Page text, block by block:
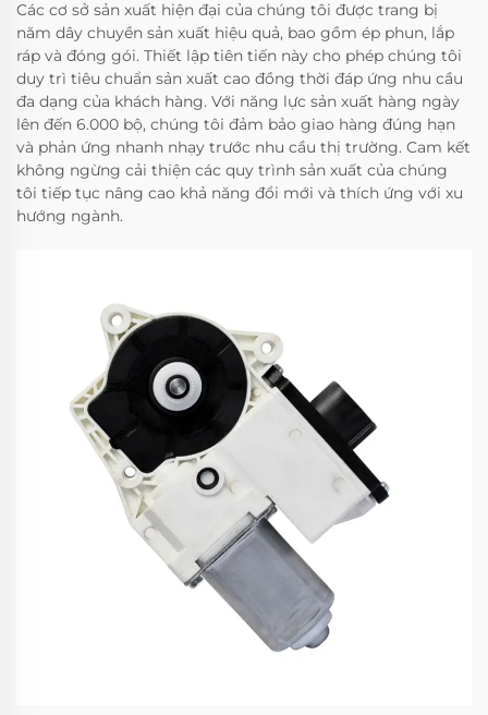
Các cơ sở sản xuất hiện đại của chúng tôi được trang bị
năm dây chuyền sản xuất hiệu quả, bao gồm ép phun, lắp
ráp và đóng gói. Thiết lập tiên tiến này cho phép chúng tôi
duy trì tiêu chuẩn sản xuất cao đồng thời đáp ứng nhu cầu
đa dạng của khách hàng. Với năng lực sản xuất hàng ngày
lên đến 6.000 bộ, chúng tôi đảm bảo giao hàng đúng hạn
và phản ứng nhanh nhạy trước nhu cầu thị trường. Cam kết
không ngừng cải thiện các quy trình sản xuất của chúng
tôi tiếp tục nâng cao khả năng đổi mới và thích ứng với xu
hướng ngành.